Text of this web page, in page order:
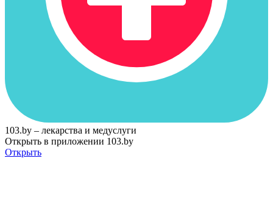
103.by – лекарства и медуслуги
Открыть в приложении 103.by
Открыть